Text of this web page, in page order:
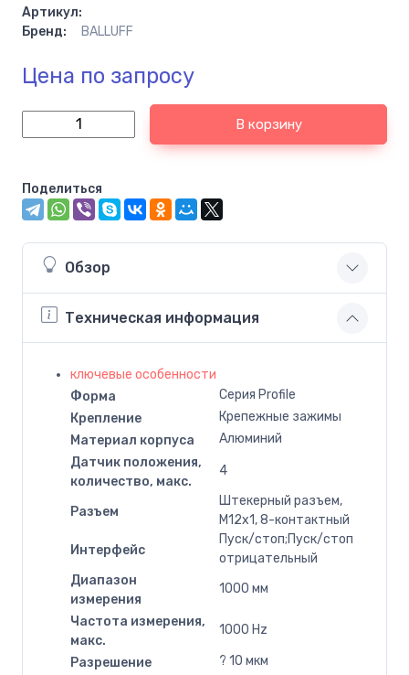
Артикул:
Бренд:
BALLUFF
Цена по запросу
В корзину
Поделиться
Обзор
Техническая информация
ключевые особенности
Форма
Серия Profile
Крепление
Крепежные зажимы
Материал корпуса
Алюминий
Датчик положения,
количество, макс.
4
Разъем
Штекерный разъем,
M12x1, 8-контактный
Интерфейс
Пуск/стоп;Пуск/стоп
отрицательный
Диапазон
измерения
1000 мм
Частота измерения,
макс.
1000 Hz
Разрешение
? 10 мкм